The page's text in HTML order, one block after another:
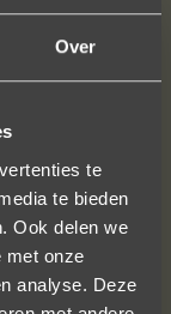
Over
te
te bieden
Ook delen we
met onze
analyse. Deze
we